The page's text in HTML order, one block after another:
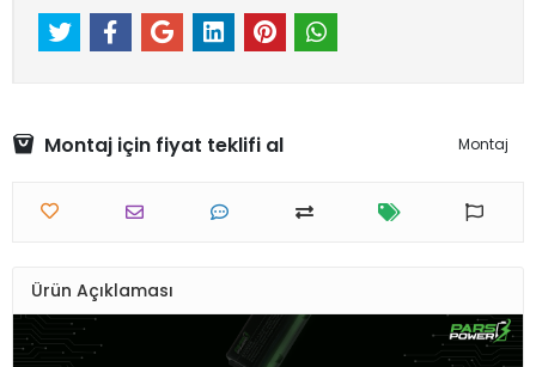
Montaj için fiyat teklifi al Montaj
Ürün Açıklaması